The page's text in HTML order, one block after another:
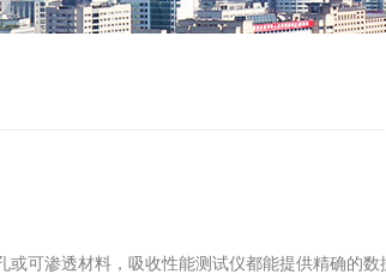
可渗透材料，吸收性能测试仪都能提供精确的